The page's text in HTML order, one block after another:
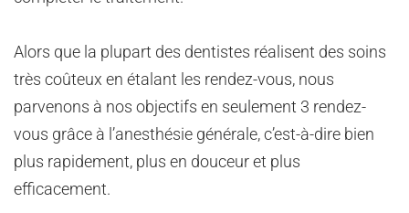
Alors que la plupart des dentistes réalisent des soins
très coûteux en étalant les rendez-vous, nous
parvenons à nos objectifs en seulement 3 rendez-
vous grâce à l’anesthésie générale, c’est-à-dire bien
plus rapidement, plus en douceur et plus
efficacement.